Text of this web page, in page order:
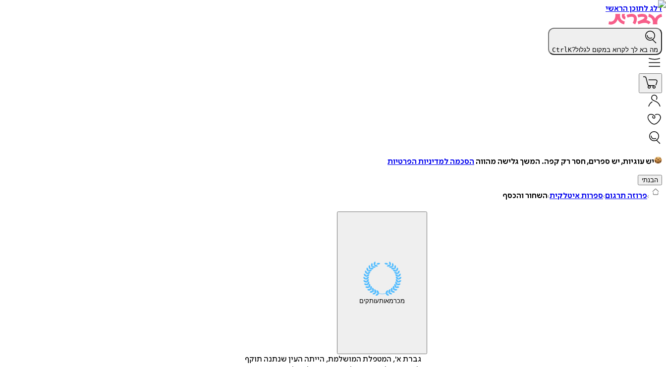
דלג לתוכן הראשי
מה בא לך לקרוא במקום לגלול? CtrlK
יש עוגיות, יש ספרים, חסר רק קפה. המשך גלישה מהווה הסכמה למדיניות הפרטיות
הבנתי
פרוזה תרגום ספרות איטלקית השחור והכסף
מכרמאותעותקים
גברת א', המטפלת המושלמת, הייתה העין שנתנה תוקף